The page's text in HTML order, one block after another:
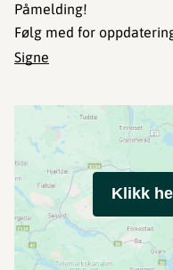
Påmelding!
Følg med for
Signe
Klikk